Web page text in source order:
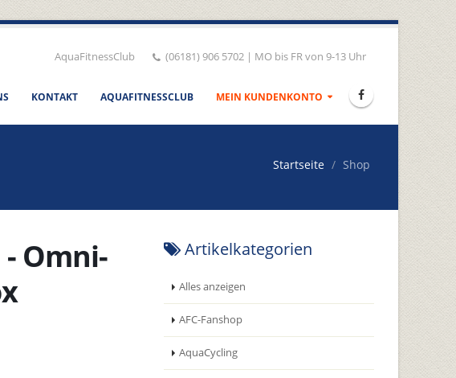
AquaFitnessClub (06181) 906 5702 | MO bis FR von 9-13 Uhr
KONTAKT AQUAFITNESSCLUB MEIN KUNDENKONTO
Startseite Shop
- Omni-
Artikelkategorien
Alles anzeigen
AFC-Fanshop
AquaCycling